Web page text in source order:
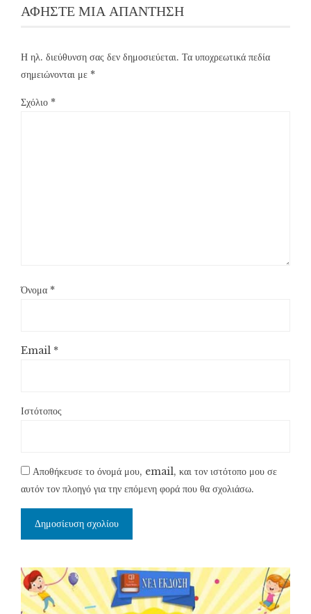
ΑΦΉΣΤΕ ΜΙΑ ΑΠΆΝΤΗΣΗ
Η ηλ. διεύθυνση σας δεν δημοσιεύεται. Τα υποχρεωτικά πεδία
σημειώνονται με *
Σχόλιο *
Όνομα *
Email *
Ιστότοπος
Αποθήκευσε το όνομά μου, email, και τον ιστότοπο μου σε
αυτόν τον πλοηγό για την επόμενη φορά που θα σχολιάσω.